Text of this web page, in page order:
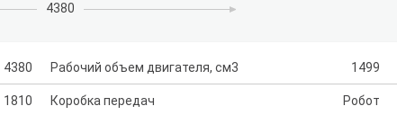
4380
4380
1810
Рабочий объем двигателя, см3 1499
Коробка передач Робот